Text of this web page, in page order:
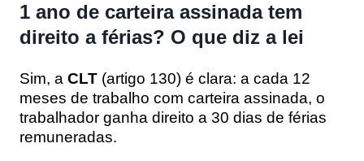
1 ano de carteira assinada tem
direito a férias? O que diz a lei
Sim, a CLT (artigo 130) é clara: a cada 12
meses de trabalho com carteira assinada, o
trabalhador ganha direito a 30 dias de férias
remuneradas.